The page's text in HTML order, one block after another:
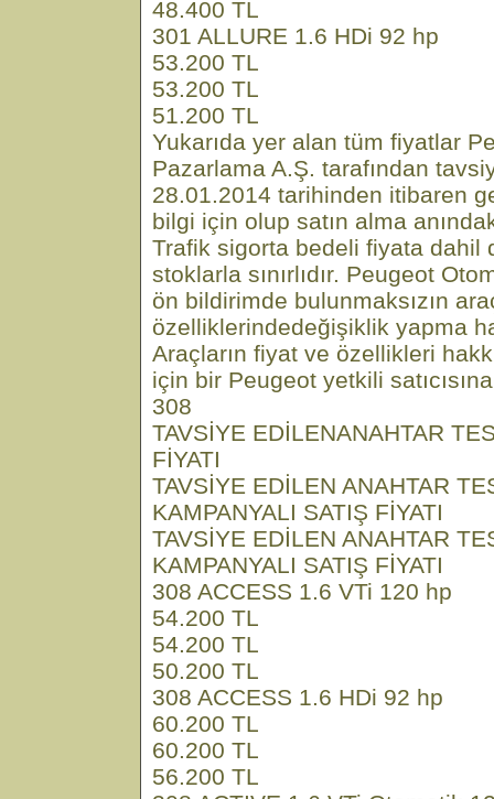
48.400 TL
301 ALLURE 1.6 HDi 92 hp
53.200 TL
53.200 TL
51.200 TL
Yukarıda yer alan tüm fiyatlar
Pazarlama A.Ş. tarafından
28.01.2014 tarihinden itibaren
bilgi için olup satın alma
Trafik sigorta bedeli fiyata dahil
stoklarla sınırlıdır. Peugeot
ön bildirimde bulunmaksızın
özelliklerindedeğişiklik yapma
Araçların fiyat ve özellikleri
için bir Peugeot yetkili satıcısına
308
TAVSİYE EDİLENANAHTAR
FİYATI
TAVSİYE EDİLEN ANAHTAR
KAMPANYALI SATIŞ FİYATI
TAVSİYE EDİLEN ANAHTAR
KAMPANYALI SATIŞ FİYATI
308 ACCESS 1.6 VTi 120 hp
54.200 TL
54.200 TL
50.200 TL
308 ACCESS 1.6 HDi 92 hp
60.200 TL
60.200 TL
56.200 TL